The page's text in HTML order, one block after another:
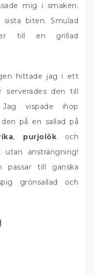
mig i smaken.
biten. Smulad
till en grillad
hittade jag i ett
serverades den till
vispade ihop
på en sallad på
, purjolök och
ansträngning!
till ganska
grönsallad och